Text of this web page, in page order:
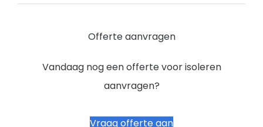
Offerte aanvragen
Vandaag nog een offerte voor isoleren
aanvragen?
Vraag offerte aan